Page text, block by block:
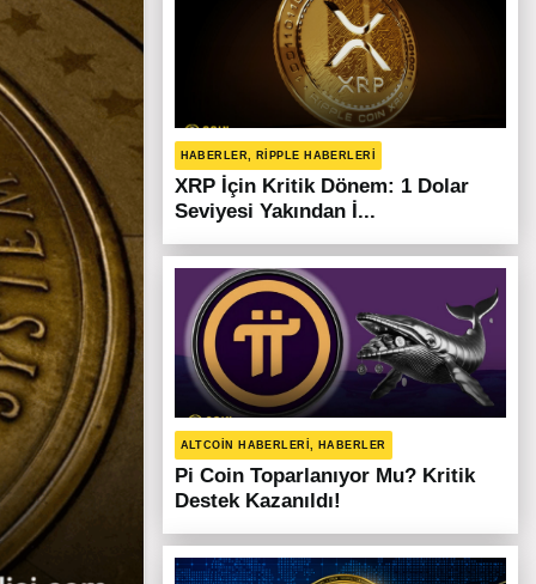
HABERLER, RIPPLE HABERLERI
XRP İçin Kritik Dönem: 1 Dolar
Seviyesi Yakından İ...
ALTCOIN HABERLERI, HABERLER
Pi Coin Toparlanıyor Mu? Kritik
Destek Kazanıldı!